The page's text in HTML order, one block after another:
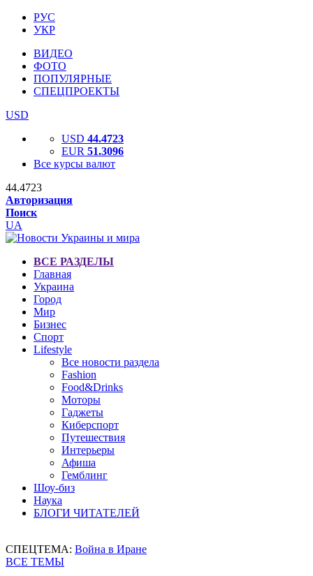
РУС
УКР
ВИДЕО
ФОТО
ПОПУЛЯРНЫЕ
СПЕЦПРОЕКТЫ
USD
USD 44.4723
EUR 51.3096
Все курсы валют
44.4723
Авторизация
Поиск
UA
ВСЕ РАЗДЕЛЫ
Главная
Украина
Город
Мир
Бизнес
Спорт
Lifestyle
Все новости раздела
Fashion
Food&Drinks
Моторы
Гаджеты
Киберспорт
Путешествия
Интерьеры
Афиша
Гемблинг
Шоу-биз
Наука
БЛОГИ ЧИТАТЕЛЕЙ
СПЕЦТЕМА: Война в Иране
ВСЕ ТЕМЫ